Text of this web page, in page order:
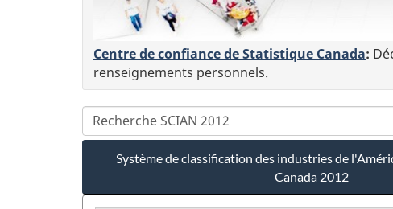
Centre de confiance de Statistique Canada:
renseignements personnels.
Système de classification des industries de
Canada 2012